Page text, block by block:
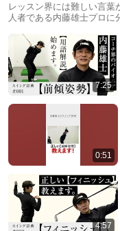
レッスン界には難しい言葉
人者である内藤雄士プロに
ルフ #レッスン #掌屈 #フ
#golf #gdo ▼ゴルフダイジェスト・オンライン
https://www.golfdigest.co.jp/
7:25
0:51
4:57